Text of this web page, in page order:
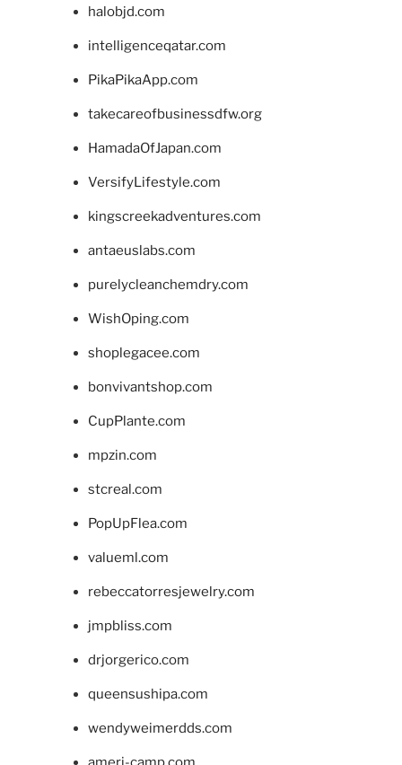
halobjd.com
intelligenceqatar.com
PikaPikaApp.com
takecareofbusinessdfw.org
HamadaOfJapan.com
VersifyLifestyle.com
kingscreekadventures.com
antaeuslabs.com
purelycleanchemdry.com
WishOping.com
shoplegacee.com
bonvivantshop.com
CupPlante.com
mpzin.com
stcreal.com
PopUpFlea.com
valueml.com
rebeccatorresjewelry.com
jmpbliss.com
drjorgerico.com
queensushipa.com
wendyweimerdds.com